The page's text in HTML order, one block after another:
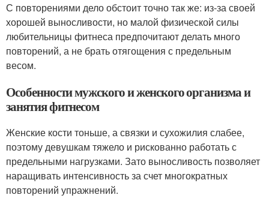
С повторениями дело обстоит точно так же: из-за своей
хорошей выносливости, но малой физической силы
любительницы фитнеса предпочитают делать много
повторений, а не брать отягощения с предельным
весом.
Особенности мужского и женского организма и
занятия фитнесом
Женские кости тоньше, а связки и сухожилия слабее,
поэтому девушкам тяжело и рискованно работать с
предельными нагрузками. Зато выносливость позволяет
наращивать интенсивность за счет многократных
повторений упражнений.